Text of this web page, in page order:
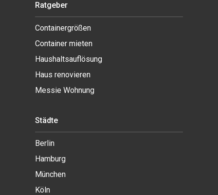
Ratgeber
Containergrößen
Container mieten
Haushaltsauflösung
Haus renovieren
Messie Wohnung
Städte
Berlin
Hamburg
München
Köln